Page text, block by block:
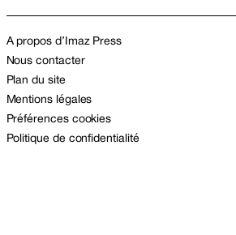
A propos d’Imaz Press
Nous contacter
Plan du site
Mentions légales
Préférences cookies
Politique de confidentialité